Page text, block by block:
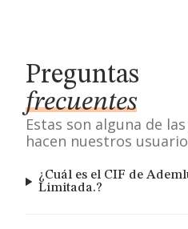
Preguntas
frecuentes
Estas son alguna de
hacen nuestros
¿Cuál es el CIF de
Limitada.?